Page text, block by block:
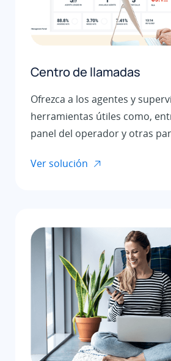
Centro de llamadas
Ofrezca a los agentes y
herramientas útiles como,
panel del operador y otras
Ver solución